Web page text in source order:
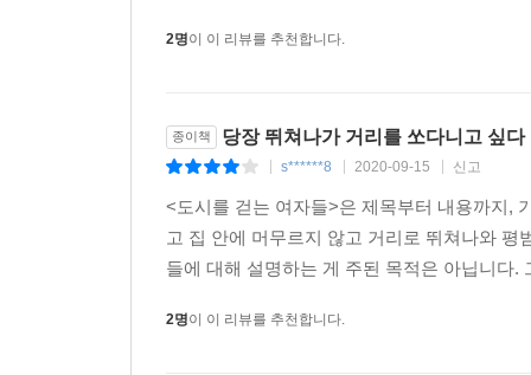
혁명을 어떻게 바라보았는지, 자신의 작품 안에
생산하는지를, 아녜스 바르다에게서는 카메라와
잘 알려져 있는 이 예술가들의 새로운 측면을
동료인 이 여성 예술가들을 가깝게 여기고 유
공감적인 시선은 자신의 이야기를 한 번 더 경유
비평을 가능케 한다.
도시를 더 민감하게 알아가면서 여성의 역사,
2명이 이 리뷰를 추천합니다.
종이책 당장 뛰쳐나가 거리를 쏘다니고 싶다
s******8 2020-09-15 신고
<도시를 걷는 여자들>은 제목부터 내용까지,
고 집 안에 머무르지 않고 거리로 뛰쳐나와
들에 대해 설명하는 게 주된 목적은 아닙니다
2명이 이 리뷰를 추천합니다.